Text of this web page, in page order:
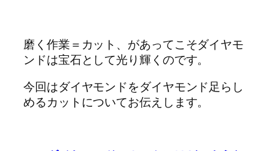
磨く作業＝カット、があってこそダイヤモ
ンドは宝石として光り輝くのです。
今回はダイヤモンドをダイヤモンド足らし
めるカットについてお伝えします。